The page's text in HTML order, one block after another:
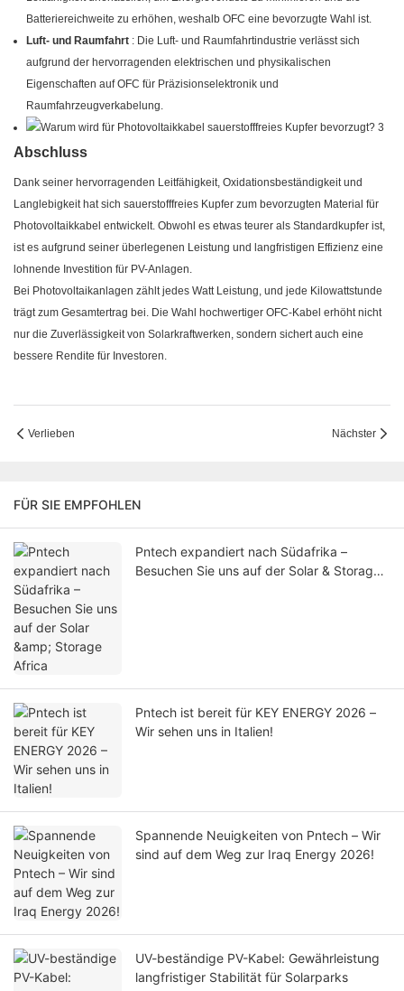
Batteriereichweite zu erhöhen, weshalb OFC eine bevorzugte Wahl ist.
Luft- und Raumfahrt : Die Luft- und Raumfahrtindustrie verlässt sich
aufgrund der hervorragenden elektrischen und physikalischen
Eigenschaften auf OFC für Präzisionselektronik und
Raumfahrzeugverkabelung.
Abschluss
Dank seiner hervorragenden Leitfähigkeit, Oxidationsbeständigkeit und
Langlebigkeit hat sich sauerstofffreies Kupfer zum bevorzugten Material für
Photovoltaikkabel entwickelt. Obwohl es etwas teurer als Standardkupfer ist,
ist es aufgrund seiner überlegenen Leistung und langfristigen Effizienz eine
lohnende Investition für PV-Anlagen.
Bei Photovoltaikanlagen zählt jedes Watt Leistung, und jede Kilowattstunde
trägt zum Gesamtertrag bei. Die Wahl hochwertiger OFC-Kabel erhöht nicht
nur die Zuverlässigkeit von Solarkraftwerken, sondern sichert auch eine
bessere Rendite für Investoren.
Verlieben Nächster
FÜR SIE EMPFOHLEN
Pntech expandiert nach Südafrika –
Besuchen Sie uns auf der Solar & Storage
Pntech ist bereit für KEY ENERGY 2026 –
Wir sehen uns in Italien!
Spannende Neuigkeiten von Pntech – Wir
sind auf dem Weg zur Iraq Energy 2026!
UV-beständige PV-Kabel: Gewährleistung
langfristiger Stabilität für Solarparks